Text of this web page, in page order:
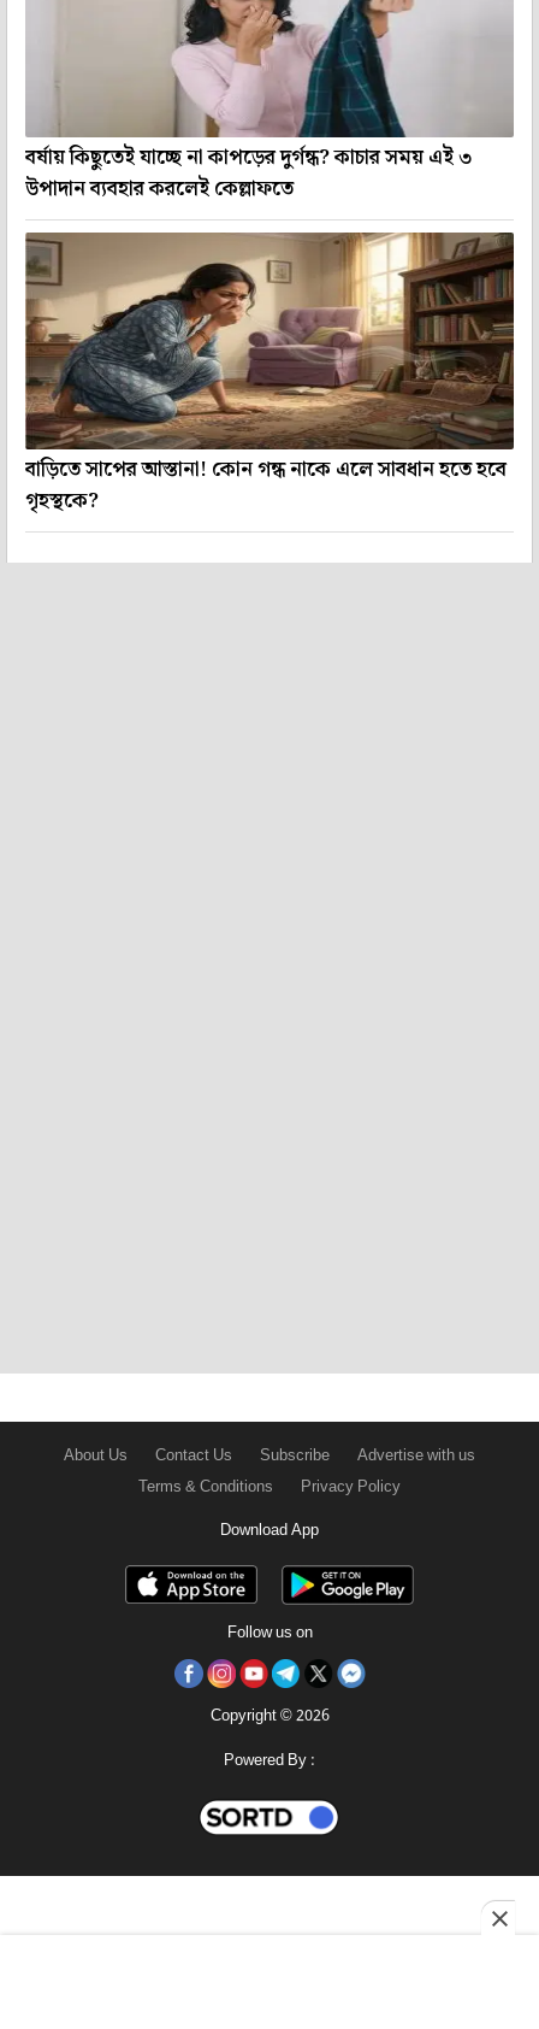
বর্ষায় কিছুতেই যাচ্ছে না কাপড়ের দুর্গন্ধ? কাচার সময় এই ৩
উপাদান ব্যবহার করলেই কেল্লাফতে
বাড়িতে সাপের আস্তানা! কোন গন্ধ নাকে এলে সাবধান হতে হবে
গৃহস্থকে?
About Us Contact Us Subscribe
Advertise with us
Terms & Conditions
Privacy Policy
Download App
Follow us on
Copyright © 2026
Powered By :